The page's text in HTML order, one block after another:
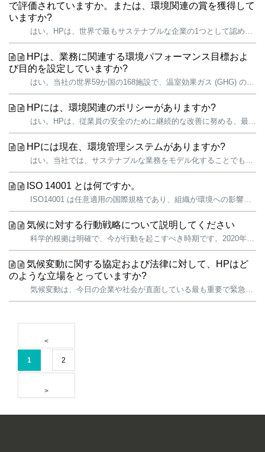
で評価されていますか。または、環境関連の賞を獲得して
いますか?
はい。HPは、世界で最もサステナブルな企業の1つとして認められています。主要な表彰の一部を以下に示します。 CDP 2020ランキング — CDPの気候変動、森林、および水のトリプル「A」リストに世界的に選出された唯一のテクノロジー企業であり、サプライヤー・エンゲージメント評価のリーダー・ボードに選出されま...
HPは、業務に関連する環境パフォーマンス目標およ
び目的を設定していますか?
はい。当社の世界59か国の168施設で、温室効果ガス (GHG) の排出、エネルギーおよび水の取り込み、および廃棄物の発生を削減するための行動を実践しています。当社では、サステナブルな業務をモデル化することでも、当社の価値を行動で示し、業界をリードする取り組みを一例として、従業員、お客様、サプライヤー、訪問者な...
HPには、環境関連のポリシーがありますか?
はい。HPは、従業員の安全のために継続的な改善に努める、最先端の環境、健康、安全 (EHS) プログラムを提供することを約束します。当社は、資源消費、大気放出、排水など、当社のビジネスが環境に依存し、影響していることを認識しています。ライフサイクルを通して安全で環境に配慮した製品およびサービスを提供しながら、当...
HPには現在、環境管理システムがありますか?
はい。当社では、サステナブルな業務をモデル化することでも、当社の価値を行動で示し、業界をリードする取り組みを一例として、従業員、お客様、サプライヤー、訪問者などへ強調しています。 当社の「環境、健康、および安全 (EHS) に関する指針」と、EHS管理システム (HPのすべての従業員と請負業者、およびすべての...
ISO 14001 とは何ですか。
ISO14001 は任意適用の国際規格であり、組織が環境への影響を効果的に管理するために必要な環境マネジメントシステム（EMS）の構成要件を定めた規格です。 ISO14001 規格は環境マネジメントシステムを事業運営の実務へ統合することを目的としており、1996 年に国際標準化機構（ISO）が産業界、政府...
気候に対する行動戦略について説明してください
科学的根拠は明確で、今が行動を起こすべき時期です。2020年は、山火事、モンスーン、ハリケーンなどの気候災害が記録的に多い年でした。気候変動はすべての企業と地域に影響を及ぼし、低所得者層や有色人種の人々はその影響を大きく受けます。気候変動の危機から自然と地域社会を守るために、私たちは製品の製造、配送、および使用...
気候変動に関する協定および法律に対して、HPはど
のような立場をとっていますか?
気候変動は、今日の企業や社会が直面している最も重要で緊急の課題の1つです。科学的根拠は明確で、影響は重大であり、行動は必要不可欠です。気候変動に対する行動はHPの責任であるだけでなく、HPのビジネスを長期にわたって継続するために不可欠であると考えています。HPは、当社のビジネスが回復力を持ち、気候変動の影響を軽...
1 2